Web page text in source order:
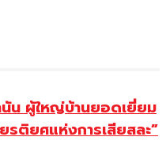
น ผู้ใหญ่บ้านยอดเยี่ยม
รติยศแห่งการเสียสละ”